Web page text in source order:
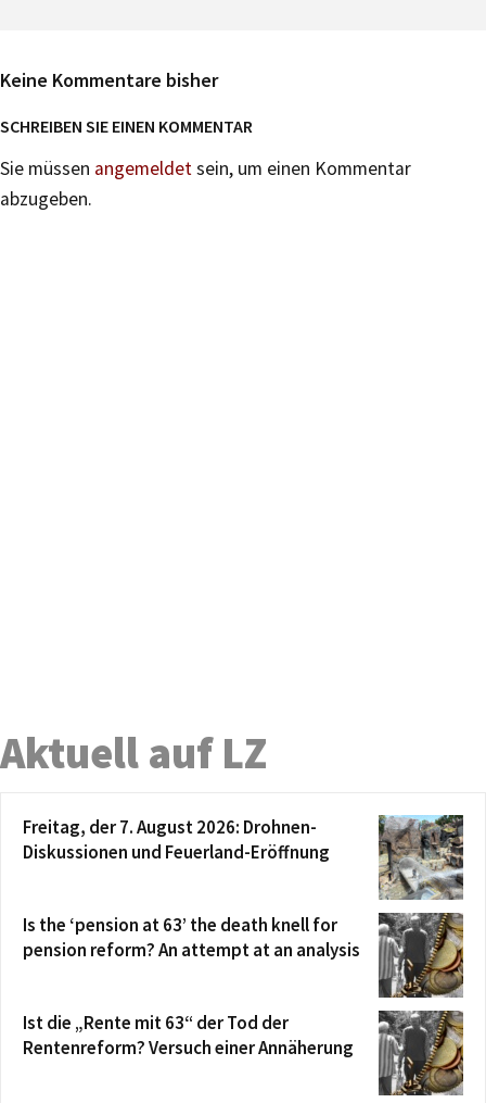
Keine Kommentare bisher
SCHREIBEN SIE EINEN KOMMENTAR
Sie müssen angemeldetsein, um einen Kommentar
abzugeben.
Aktuell auf LZ
Freitag, der 7. August 2026: Drohnen-
Diskussionen und Feuerland-Eröffnung
Is the ‘pension at 63’ the death knell for
pension reform? An attempt at an analysis
Ist die „Rente mit 63“ der Tod der
Rentenreform? Versuch einer Annäherung